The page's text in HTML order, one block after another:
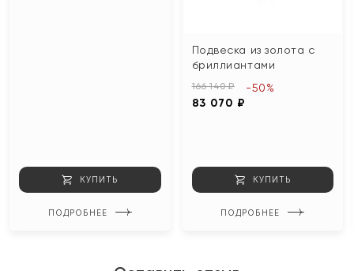
КУПИТЬ
ПОДРОБНЕЕ
Подвеска из золота с
бриллиантами
166 140 ₽
83 070 ₽
-50%
КУПИТЬ
ПОДРОБНЕЕ